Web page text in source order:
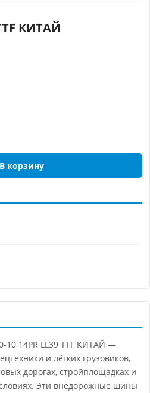
КИТАЙ
В корзину
10 14PR LL39 TTF КИТАЙ —
и лёгких грузовиков,
дорогах, стройплощадках и
Эти внедорожные шины